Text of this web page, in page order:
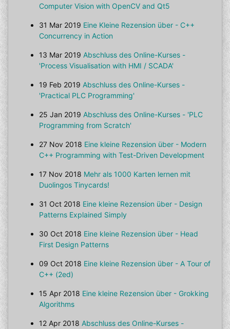
Computer Vision with OpenCV and Qt5
31 Mar 2019 Eine Kleine Rezension über - C++
Concurrency in Action
13 Mar 2019 Abschluss des Online-Kurses -
'Process Visualisation with HMI / SCADA'
19 Feb 2019 Abschluss des Online-Kurses -
'Practical PLC Programming'
25 Jan 2019 Abschluss des Online-Kurses - 'PLC
Programming from Scratch'
27 Nov 2018 Eine kleine Rezension über - Modern
C++ Programming with Test-Driven Development
17 Nov 2018 Mehr als 1000 Karten lernen mit
Duolingos Tinycards!
31 Oct 2018 Eine kleine Rezension über - Design
Patterns Explained Simply
30 Oct 2018 Eine kleine Rezension über - Head
First Design Patterns
09 Oct 2018 Eine kleine Rezension über - A Tour of
C++ (2ed)
15 Apr 2018 Eine kleine Rezension über - Grokking
Algorithms
12 Apr 2018 Abschluss des Online-Kurses -